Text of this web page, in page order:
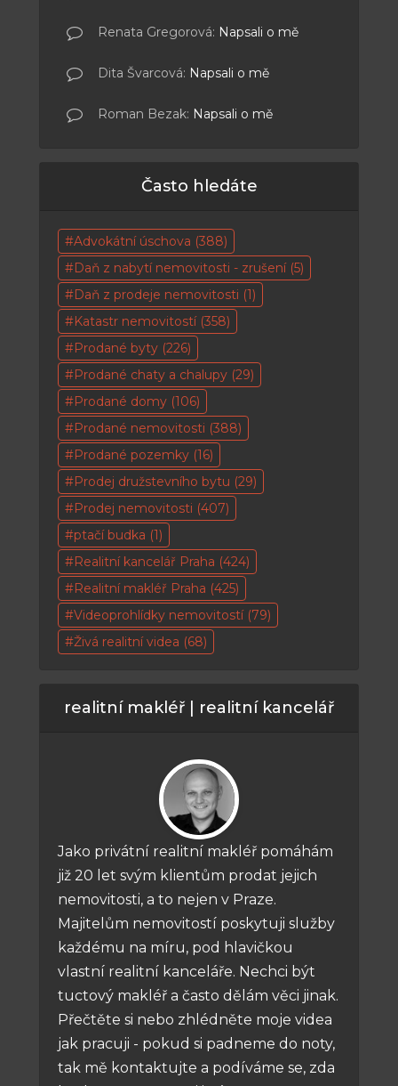
Renata Gregorová: Napsali o mě
Dita Švarcová: Napsali o mě
Roman Bezak: Napsali o mě
Často hledáte
Advokátní úschova (388)
Daň z nabytí nemovitosti - zrušení(5)
Daň z prodeje nemovitosti (1)
Katastr nemovitostí(358)
Prodané byty (226)
Prodané chaty a chalupy (29)
Prodané domy (106)
Prodané nemovitosti (388)
Prodané pozemky (16)
Prodej družstevního bytu (29)
Prodej nemovitosti (407)
ptačí budka (1)
Realitní kancelář Praha (424)
Realitní makléř Praha (425)
Videoprohlídky nemovitostí(79)
Živá realitní videa (68)
realitní makléř | realitní kancelář
Jako privátní realitní makléř pomáhám
již 20 let svým klientům prodat jejich
nemovitosti, a to nejen v Praze.
Majitelům nemovitostí poskytuji služby
každému na míru, pod hlavičkou
vlastní realitní kanceláře. Nechci být
tuctový makléř a často dělám věci jinak.
Přečtěte si nebo zhlédněte moje videa
jak pracuji - pokud si padneme do noty,
tak mě kontaktujte a podíváme se, zda